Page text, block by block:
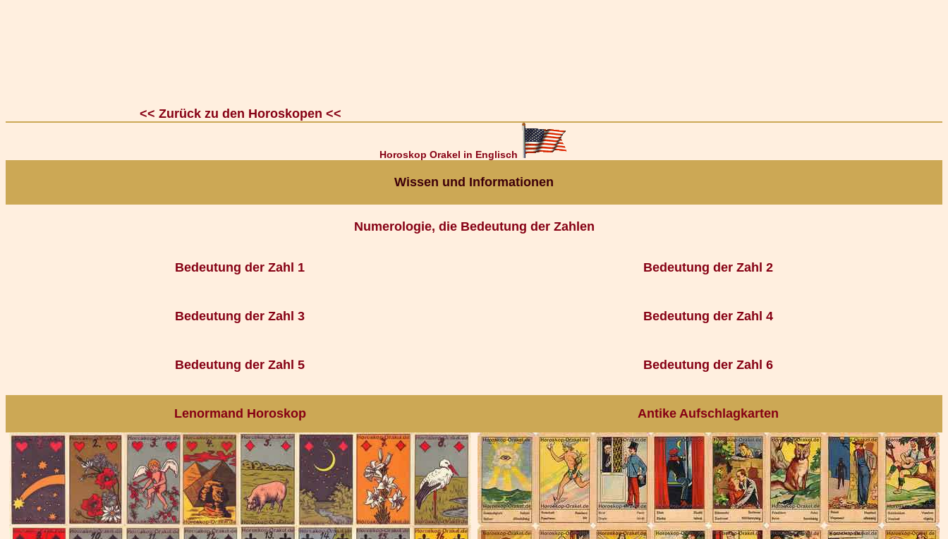
<< Zurück zu den Horoskopen <<
Horoskop Orakel in Englisch
Wissen und Informationen
Numerologie, die Bedeutung der Zahlen
Bedeutung der Zahl 1
Bedeutung der Zahl 3
Bedeutung der Zahl 5
Bedeutung der Zahl 2
Bedeutung der Zahl 4
Bedeutung der Zahl 6
Lenormand Horoskop Antike Aufschlagkarten